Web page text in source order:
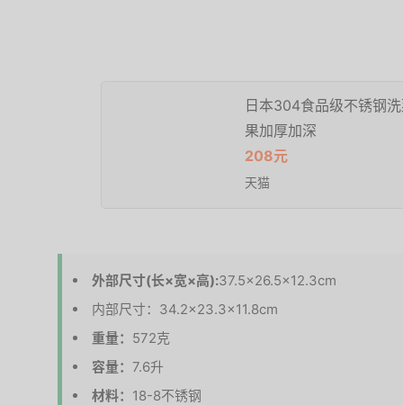
日本304食品级不锈钢
果加厚加深
208元
天猫
外部尺寸(长×宽×高):37.5×26.5×12.3cm
内部尺寸：34.2×23.3×11.8cm
重量： 572克
容量： 7.6升
材料： 18-8不锈钢